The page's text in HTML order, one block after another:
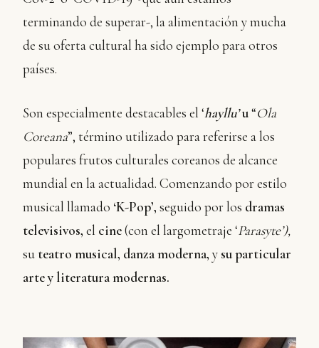
terminando de superar-, la alimentación y mucha
de su oferta cultural ha sido ejemplo para otros
países.
Son especialmente destacables el ‘hayllu’u“Ola
Coreana”, término utilizado para referirse a los
populares frutos culturales coreanos de alcance
mundial en la actualidad. Comenzando por estilo
musical llamado ‘K-Pop’, seguido por los dramas
televisivos, el cine(con el largometraje ‘Parasyte’),
su teatro musical, danza moderna, y su particular
arte y literatura modernas.